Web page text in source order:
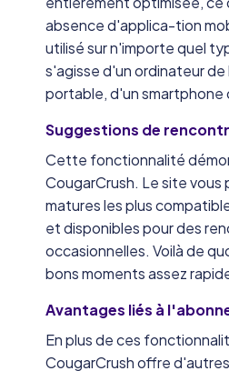
absence d'applica-tion
utilisé sur n'importe quel
s'agisse d'un ordinateur
portable, d'un
Suggestions de
Cette fonctionnalité
CougarCrush. Le site
matures les plus
et disponibles pour des
occasionnelles. Voilà de
bons moments assez
Avantages liés à
En plus de ces
CougarCrush offre